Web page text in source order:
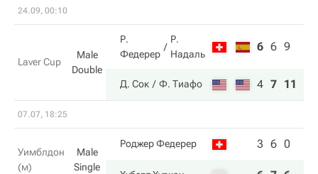
24.09, 00:10
Laver Cup
Male
Double
Р.
Федерер
Р.
Надаль
6 6 9
Д. Сок Ф. Тиафо 4 7 11
07.07, 18:25
Уимблдон
(м)
Male
Single
Роджер Федерер 3 6 0